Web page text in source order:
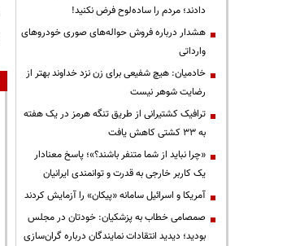
دادند؛ مردم را ساده‌لوح فرض نکنید!
هشدار درباره فروش حواله‌های صوری خودروهای
وارداتی
خادمیان: هیچ شفیعی برای زن نزد خداوند بهتر از
رضایت شوهر نیست
ترافیک کشتیرانی از طریق تنگه هرمز در یک هفته
به ۳۳ کشتی کاهش یافت
«چرا نباید از شما متنفر باشند؟»؛ پاسخ معنادار
یک کاربر خارجی به قدرت و توانمندی ایرانیان
آمریکا و اسرائیل سامانه «پیکان» را آزمایش کردند
صمصامی خطاب به پزشکیان: خودتان در مجلس
بودید؛ دیدید انتقادات نمایندگان درباره گران‌سازی